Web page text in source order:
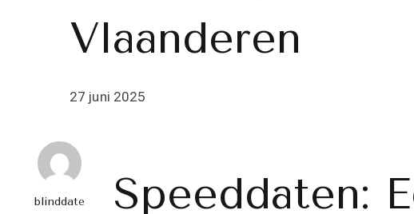
Vlaanderen
27 juni 2025
blinddate
Speeddaten: